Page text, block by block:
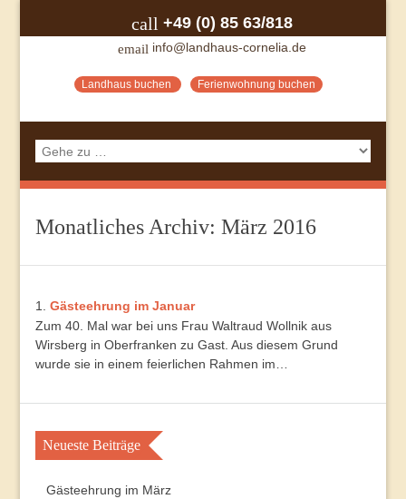
call +49 (0) 85 63/818
email info@landhaus-cornelia.de
Landhaus buchen Ferienwohnung buchen
Monatliches Archiv: März 2016
Gästeehrung im Januar
Zum 40. Mal war bei uns Frau Waltraud Wollnik aus
Wirsberg in Oberfranken zu Gast. Aus diesem Grund
wurde sie in einem feierlichen Rahmen im…
Neueste Beiträge
Gästeehrung im März